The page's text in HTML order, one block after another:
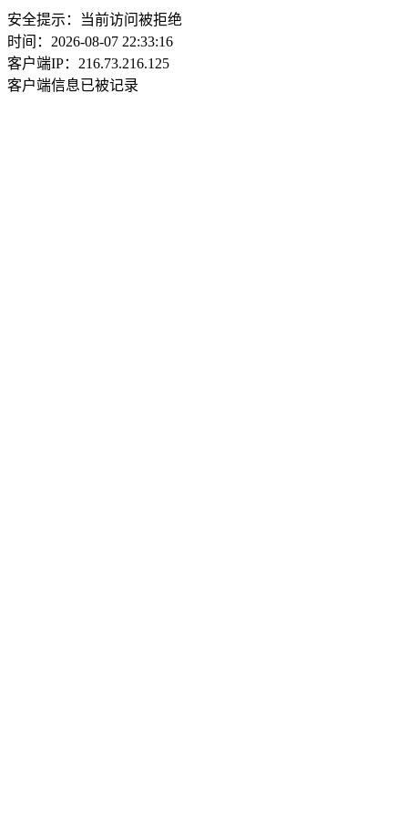
安全提示：当前访问被拒绝
时间：2026-08-07 22:33:16
客户端IP：216.73.216.125
客户端信息已被记录